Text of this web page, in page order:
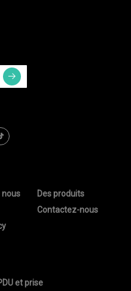
nous
Des produits
Contactez-nous
et prise